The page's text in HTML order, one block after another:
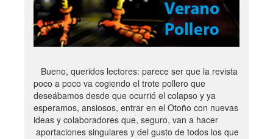
Bueno, queridos lectores: parece ser que la revista
poco a poco va cogiendo el trote pollero que
deseábamos desde que ocurrió el colapso y ya
esperamos, ansiosos, entrar en el Otoño con nuevas
ideas y colaboradores que, seguro, van a hacer
aportaciones singulares y del gusto de todos los que